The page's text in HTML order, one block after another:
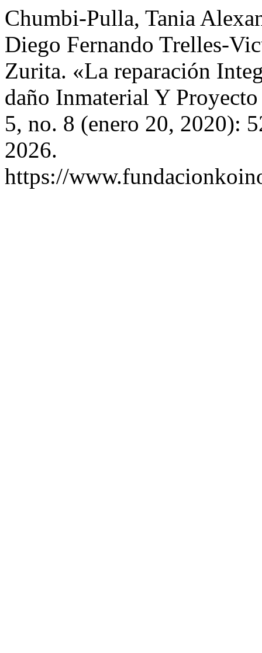
Chumbi-Pulla, Tania
Diego Fernando Trelles-
Zurita. «La reparación
daño Inmaterial Y
5, no. 8 (enero 20, 2020):
2026.
https://